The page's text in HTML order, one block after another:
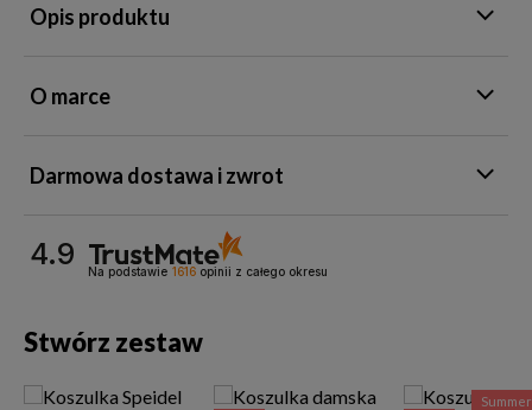
Opis produktu
O marce
Darmowa dostawa i zwrot
4.9
Na podstawie 1616 opinii z całego okresu
Stwórz zestaw